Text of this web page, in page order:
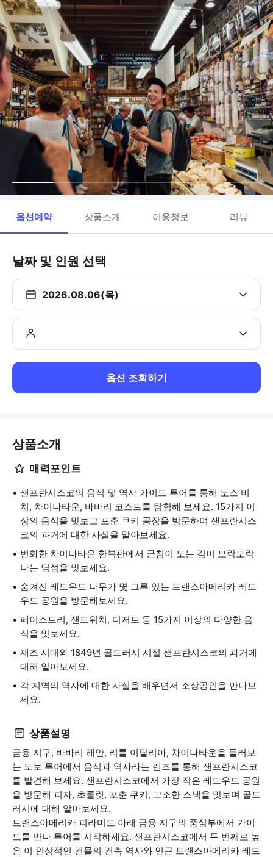
옵션예약 상품소개 이용정보 리뷰
날짜 및 인원 선택
2026.08.06(목)
옵션 조회하기
상품소개
매력포인트
샌프란시스코의 음식 및 역사 가이드 투어를 통해 노스 비
치, 차이나타운, 바바리 코스트를 탐험해 보세요. 15가지 이
상의 음식을 맛보고 포춘 쿠키 공장을 방문하며 샌프란시스
코의 과거에 대한 사실을 알아보세요.
번화한 차이나타운 한복판에서 군침이 도는 김이 모락모락
나는 딤섬을 맛보세요.
숨겨진 레드우드 나무가 몇 그루 있는 트랜스아메리카 레드
우드 공원을 방문해보세요.
페이스트리, 샌드위치, 디저트 등 15가지 이상의 다양한 음
식을 맛보세요.
재즈 시대와 1849년 골드러시 시절 샌프란시스코의 과거에
대해 알아보세요.
각 지역의 역사에 대한 사실을 배우면서 소상공인을 만나보
세요.
상품설명
금융 지구, 바바리 해안, 리틀 이탈리아, 차이나타운을 둘러보
는 도보 투어에서 음식과 역사라는 렌즈를 통해 샌프란시스코
를 발견해 보세요. 샌프란시스코에서 가장 작은 레드우드 공원
을 방문해 피자, 초콜릿, 포춘 쿠키, 고소한 스낵을 맛보며 골드
러시에 대해 알아보세요.
트랜스아메리카 피라미드 아래 금융 지구의 중심부에서 가이
드를 만나 투어를 시작하세요. 샌프란시스코에서 두 번째로 높
은 이 인상적인 건물의 건축 역사와 인근 트랜스아메리카 레드